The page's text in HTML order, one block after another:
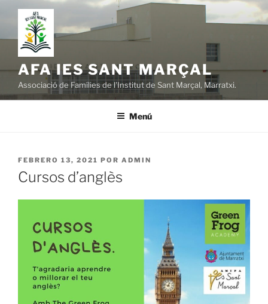
Saltar
contenido
AFA IES SANT MARÇAL
Associació de Famílies de l'Institut de Sant Marçal, Marratxi.
Menú
PUBLICADO
EL
FEBRERO 13, 2021 POR ADMIN
Cursos d’anglès